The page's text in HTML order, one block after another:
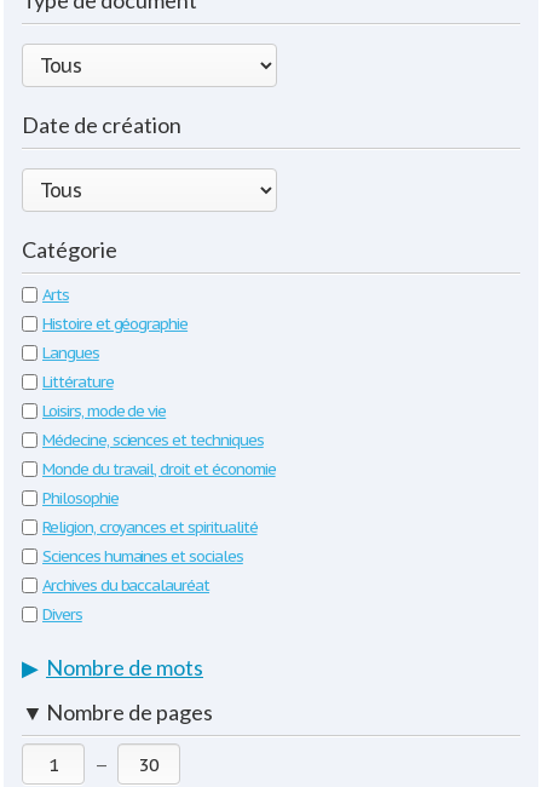
Date de création
Catégorie
Arts
Histoire et géographie
Langues
Littérature
Loisirs, mode de vie
Médecine, sciences et techniques
Monde du travail, droit et économie
Philosophie
Religion, croyances et spiritualité
Sciences humaines et sociales
Archives du baccalauréat
Divers
▶ Nombre de mots
▼ Nombre de pages
—